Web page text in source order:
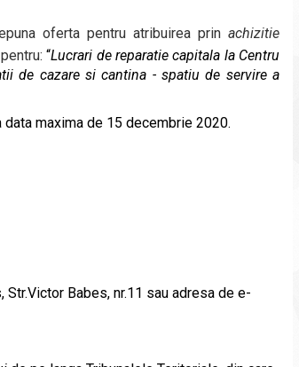
oferta pentru atribuirea prinachizitie
pentru:“Lucrari de reparatie capitala la Centru
de cazare si cantina - spatiu de servire a
maxima de 15 decembrie 2020.
Babes, nr.11 sau adresa de e-